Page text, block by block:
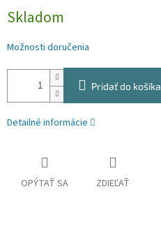
Skladom
Možnosti doručenia
Pridať do košíka
Detailné informácie
OPÝTAŤ SA ZDIEĽAŤ